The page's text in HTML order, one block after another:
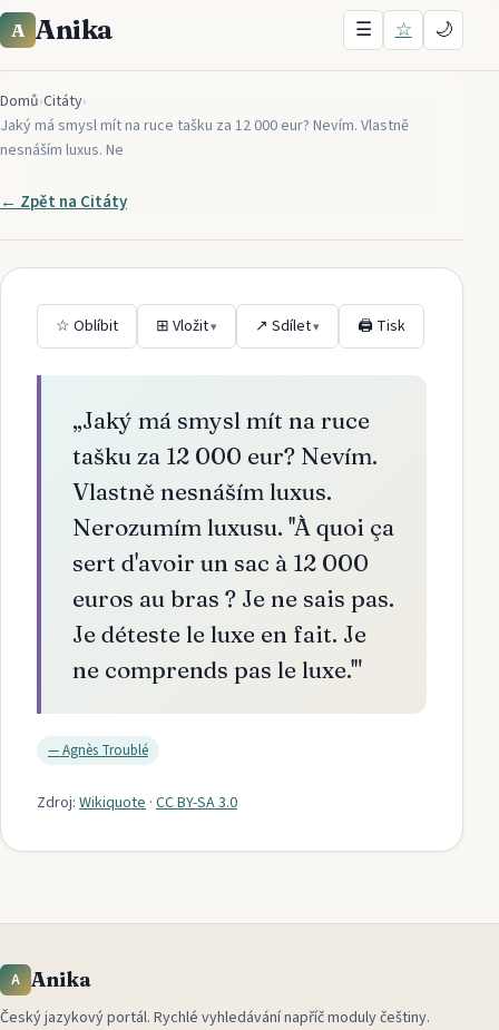
A Anika ☰ ☆ 🌙
Domů›Citáty›
Jaký má smysl mít na ruce tašku za 12 000 eur? Nevím. Vlastně
nesnáším luxus. Ne
← Zpět na Citáty
☆ Oblíbit ⊞ Vložit▾ ↗ Sdílet▾ 🖨 Tisk
„Jaký má smysl mít na ruce
tašku za 12 000 eur? Nevím.
Vlastně nesnáším luxus.
Nerozumím luxusu. ''À quoi ça
sert d'avoir un sac à 12 000
euros au bras ? Je ne sais pas.
Je déteste le luxe en fait. Je
ne comprends pas le luxe.'"
—Agnès Troublé
Zdroj: Wikiquote · CC BY-SA 3.0
A Anika
Český jazykový portál. Rychlé vyhledávání napříč moduly češtiny.